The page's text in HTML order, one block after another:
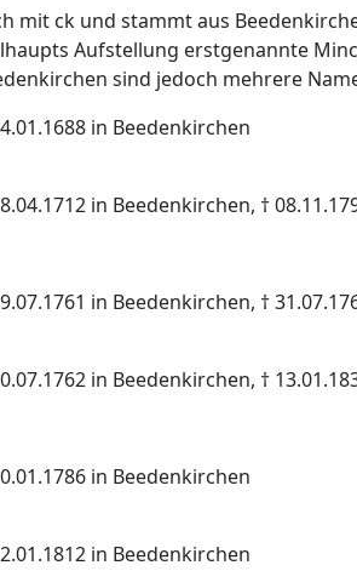
mit ck und stammt aus
Aufstellung erstgenannte
sind jedoch mehrere
in Beedenkirchen
in Beedenkirchen, †
in Beedenkirchen, †
in Beedenkirchen, †
in Beedenkirchen
in Beedenkirchen